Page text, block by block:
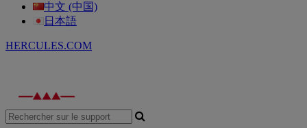
中文 (中国)
日本語
HERCULES.COM